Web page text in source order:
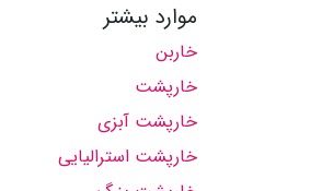
موارد بیشتر
خاربن
خارپشت
خارپشت آبزی
خارپشت استرالیایی